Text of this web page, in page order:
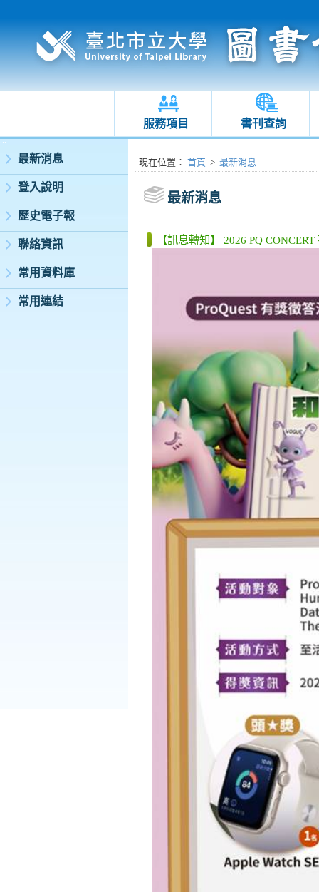
服務項目 書刊查詢
:::
最新消息
登入說明
歷史電子報
聯絡資訊
常用資料庫
常用連結
:::現在位置 ： 首頁 > 最新消息
最新消息
【訊息轉知】 2026 PQ